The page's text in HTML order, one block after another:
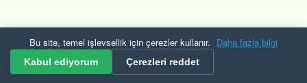
Bu site, temel işlevsellik için çerezler kullanır. Daha fazla bilgi
Kabul ediyorum Çerezleri reddet
Kurallar ve ŞartlarGizlilikGüvenlikKVKKÇerezler
© 2026 Mevzuat Raporu Tüm hakları saklıdır. Bulana çerek altın veriyoruz.🟡